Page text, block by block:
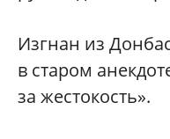
Изгнан из
в старом
за жестокость».